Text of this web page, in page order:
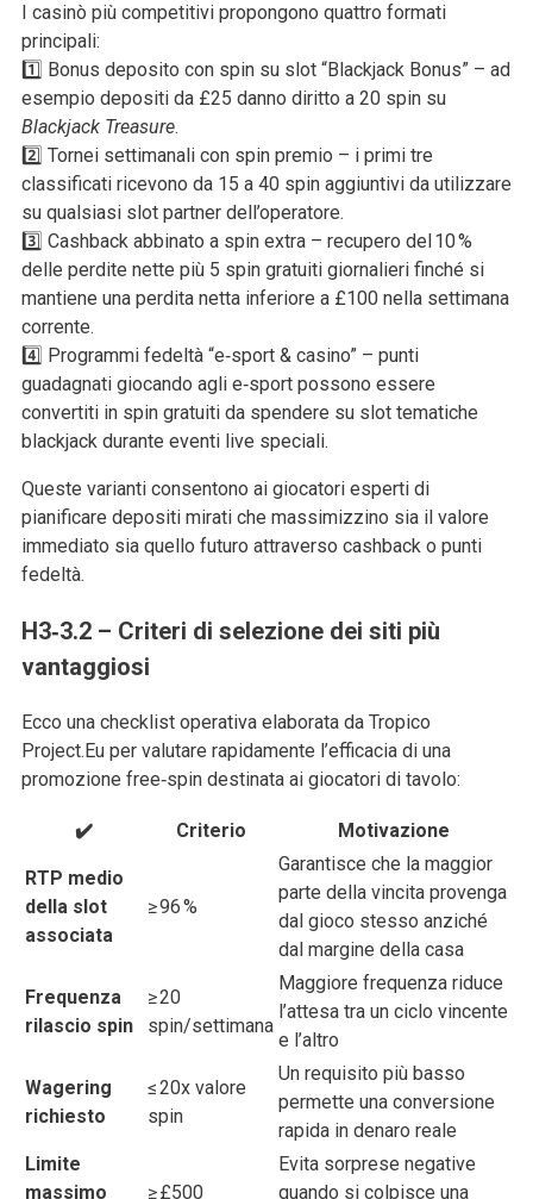
I casinò più competitivi propongono quattro formati
principali:
1️⃣ Bonus deposito con spin su slot “Blackjack Bonus” – ad
esempio depositi da £25 danno diritto a 20 spin su
Blackjack Treasure.
2️⃣ Tornei settimanali con spin premio – i primi tre
classificati ricevono da 15 a 40 spin aggiuntivi da utilizzare
su qualsiasi slot partner dell’operatore.
3️⃣ Cashback abbinato a spin extra – recupero del 10 %
delle perdite nette più 5 spin gratuiti giornalieri finché si
mantiene una perdita netta inferiore a £100 nella settimana
corrente.
4️⃣ Programmi fedeltà “e‑sport & casino” – punti
guadagnati giocando agli e‑sport possono essere
convertiti in spin gratuiti da spendere su slot tematiche
blackjack durante eventi live speciali.
Queste varianti consentono ai giocatori esperti di
pianificare depositi mirati che massimizzino sia il valore
immediato sia quello futuro attraverso cashback o punti
fedeltà.
H3‑3.2 – Criteri di selezione dei siti più
vantaggiosi
Ecco una checklist operativa elaborata da Tropico
Project.Eu per valutare rapidamente l’efficacia di una
promozione free‑spin destinata ai giocatori di tavolo:
✔️ Criterio Motivazione
RTP medio
della slot
associata
≥ 96 %
Garantisce che la maggior
parte della vincita provenga
dal gioco stesso anziché
dal margine della casa
Frequenza
rilascio spin
≥ 20
spin/settimana
Maggiore frequenza riduce
l’attesa tra un ciclo vincente
e l’altro
Wagering
richiesto
≤ 20x valore
spin
Un requisito più basso
permette una conversione
rapida in denaro reale
Limite
massimo
≥ £500
Evita sorprese negative
quando si colpisce una